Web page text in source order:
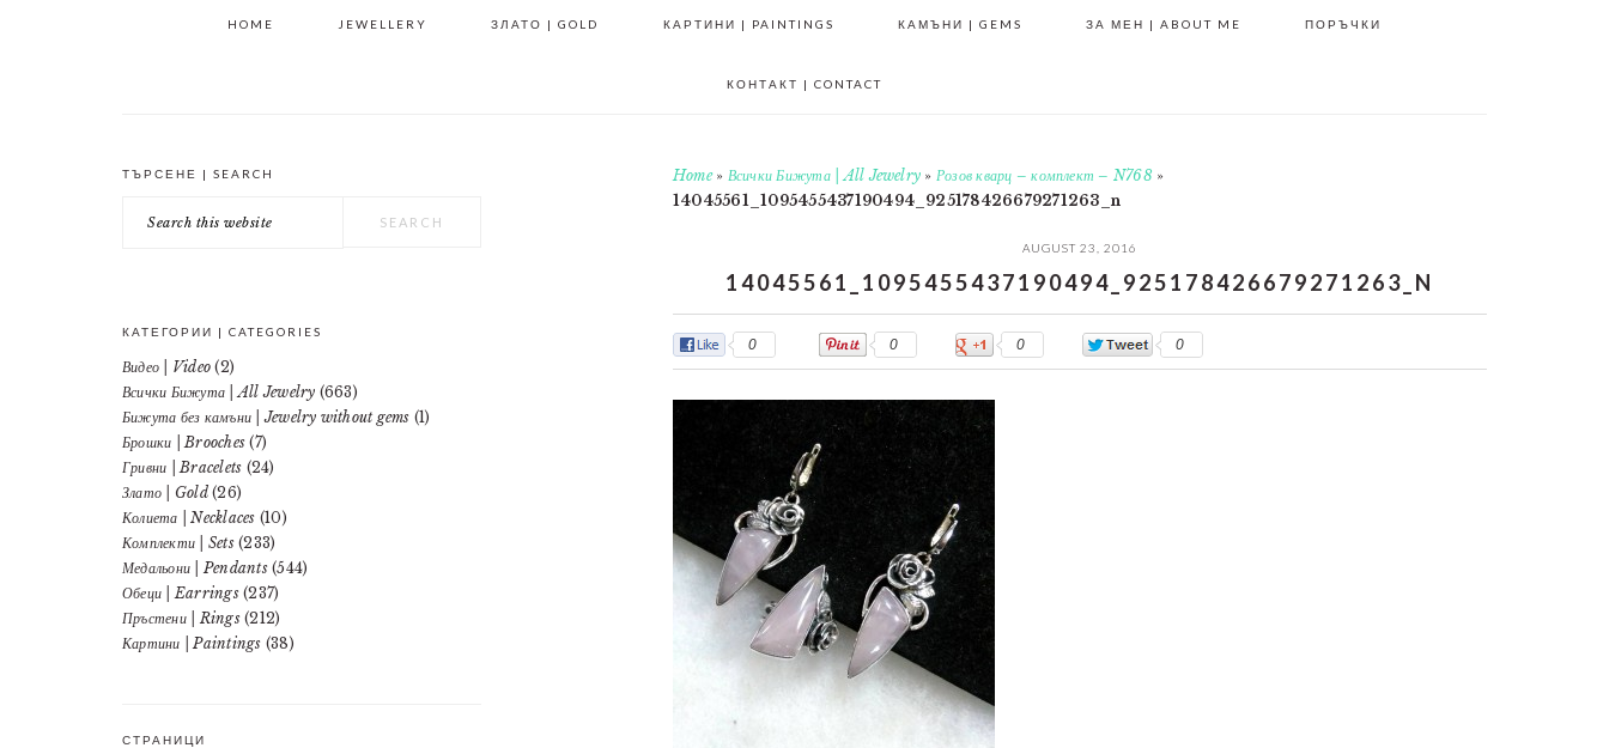
HOME JEWELLERY ЗЛАТО | GOLD КАРТИНИ | PAINTINGS КАМЪНИ | GEMS ЗА МЕН | ABOUT ME ПОРЪЧКИ
КОНТАКТ | CONTACT
Home» Всички Бижута | All Jewelry » Розов кварц – комплект – N768 »
14045561_1095455437190494_925178426679271263_n
AUGUST 23, 2016
14045561_1095455437190494_925178426679271263_N
0 0 0 0
PRIMARY
SIDEBAR
ТЪРСЕНЕ | SEARCH
this
КАТЕГОРИИ | CATEGORIES
Видео | Video (2)
Всички Бижута | All Jewelry (663)
Бижута без камъни | Jewelry without gems (1)
Брошки | Brooches (7)
Гривни | Bracelets (24)
Злато | Gold(26)
Колиета | Necklaces (10)
Комплекти | Sets(233)
Медальони | Pendants(544)
Обеци | Earrings(237)
Пръстени | Rings(212)
Картини | Paintings (38)
СТРАНИЦИ